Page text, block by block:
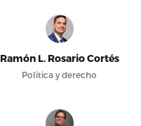
Ramón L. Rosario Cortés
Política y derecho